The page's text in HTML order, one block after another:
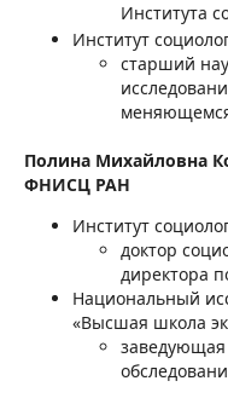
Института
Институт
старший
Полина Михайловна
ФНИСЦ РАН
Институт
доктор
директора
Национальный
«Высшая школа